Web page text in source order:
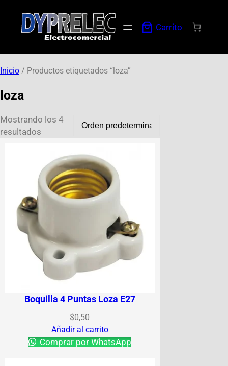
Carrito
Inicio / Productos etiquetados “loza”
loza
Mostrando los 4
resultados
Boquilla 4 Puntas Loza E27
$0,50
Añadir al carrito
Comprar por WhatsApp